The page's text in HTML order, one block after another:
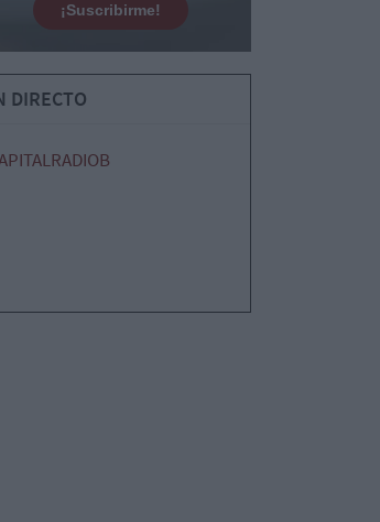
¡Suscribirme!
DIRECTO